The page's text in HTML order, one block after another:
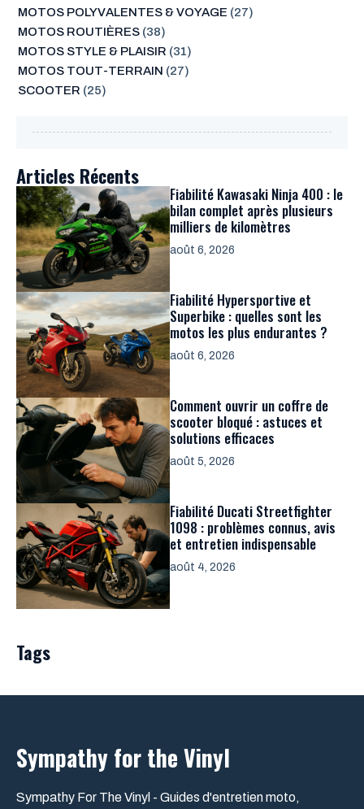
MOTOS POLYVALENTES & VOYAGE (27)
MOTOS ROUTIÈRES(38)
MOTOS STYLE & PLAISIR (31)
MOTOS TOUT-TERRAIN (27)
SCOOTER (25)
Articles Récents
Fiabilité Kawasaki Ninja 400 : le
bilan complet après plusieurs
milliers de kilomètres
août 6, 2026
Fiabilité Hypersportive et
Superbike : quelles sont les
motos les plus endurantes ?
août 6, 2026
Comment ouvrir un coffre de
scooter bloqué : astuces et
solutions efficaces
août 5, 2026
Fiabilité Ducati Streetfighter
1098 : problèmes connus, avis
et entretien indispensable
août 4, 2026
Tags
Sympathy for the Vinyl
Sympathy For The Vinyl - Guides d'entretien moto,